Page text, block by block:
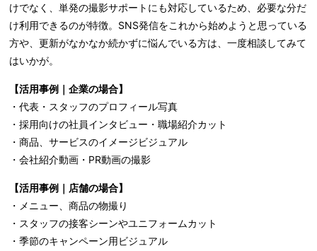
けでなく、単発の撮影サポートにも対応しているため、必要な分だ
け利用できるのが特徴。SNS発信をこれから始めようと思っている
方や、更新がなかなか続かずに悩んでいる方は、一度相談してみて
はいかが。
【活用事例｜企業の場合】
・代表・スタッフのプロフィール写真
・採用向けの社員インタビュー・職場紹介カット
・商品、サービスのイメージビジュアル
・会社紹介動画・PR動画の撮影
【活用事例｜店舗の場合】
・メニュー、商品の物撮り
・スタッフの接客シーンやユニフォームカット
・季節のキャンペーン用ビジュアル